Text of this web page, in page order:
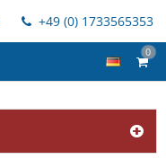
+49 (0) 1733565353
0